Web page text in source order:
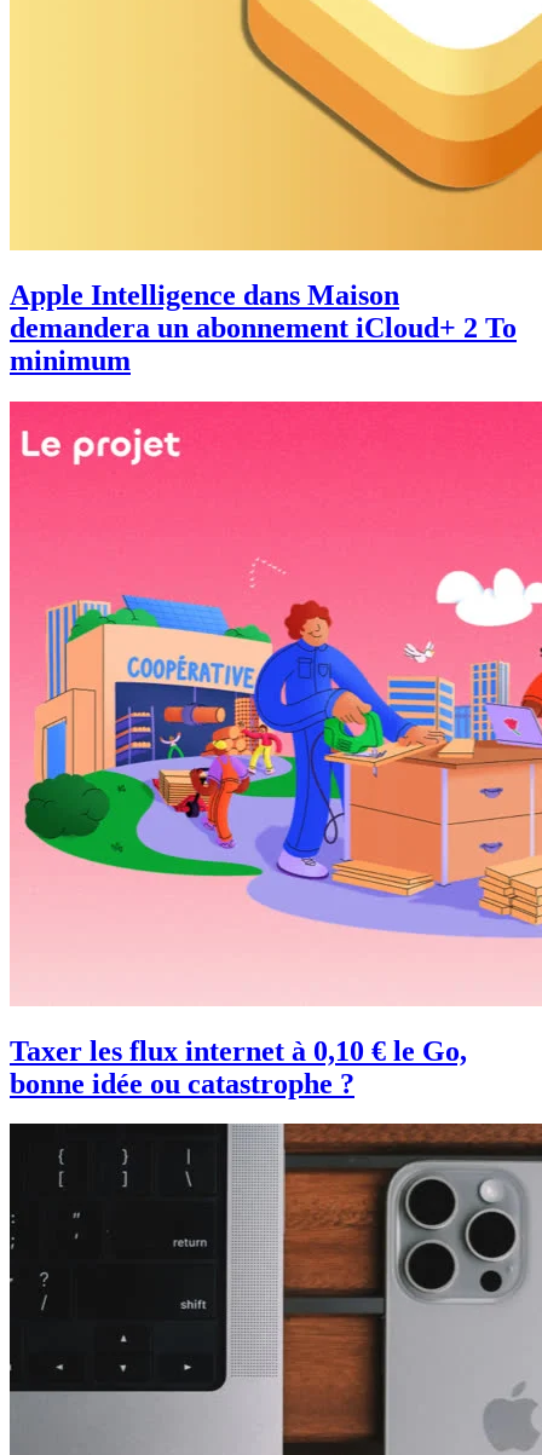
Apple Intelligence dans Maison
demandera un abonnement iCloud+ 2 To
minimum
Taxer les flux internet à 0,10 € le Go,
bonne idée ou catastrophe ?